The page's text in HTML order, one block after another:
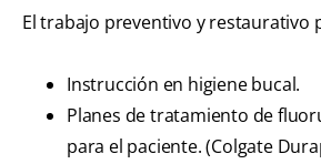
El trabajo preventivo y restaurativo
Instrucción en higiene bucal.
Planes de tratamiento de
para el paciente. (Colgate